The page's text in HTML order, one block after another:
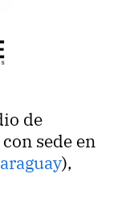
de
sede en
),